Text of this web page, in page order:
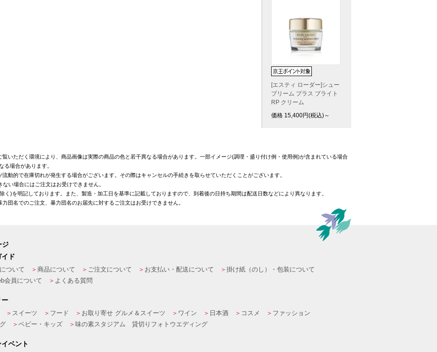
[エスティ ローダー]シュー
プリーム プラス ブライト
RP クリーム
価格 15,400円(税込)～
いただく環境により、商品画像は実際の商品の色と若干異なる場合があります。一部イメージ(調理・盛り付け例・使用例)が含まれている場合
る場合があります。
動的で在庫切れが発生する場合がございます。その際はキャンセルの手続きを取らせていただくことがございます。
い場合にはご注文はお受けできません。
く)を明記しております。また、製造・加工日を基準に記載しておりますので、到着後の日持ち期間は配送日数などにより異なります。
団名でのご注文、暴力団名のお届先に対するご注文はお受けできません。
ジ
ド
ついて 商品について ご注文について お支払い・配送について
掛け紙（のし）・包装について
会員について
よくある質問
ー
スイーツ フード お取り寄せ グルメ＆スイーツ ワイン 日本酒 コスメ
ファッション
ベビー・キッズ 味の素スタジアム 貸切りフォトウエディング
ベント